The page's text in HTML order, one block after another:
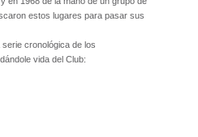
estos lugares para pasar sus
cronológica de los
vida del Club: